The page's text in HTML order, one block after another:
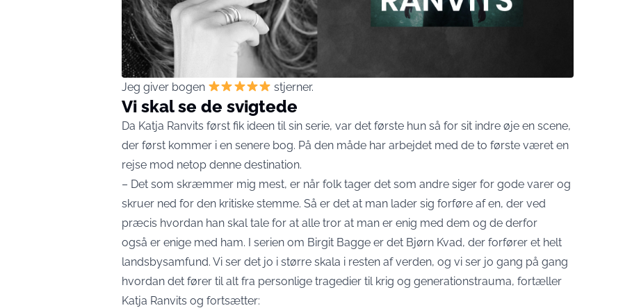
Jeg giver bogen stjerner.
Vi skal se de svigtede
Da Katja Ranvits først fik ideen til sin serie, var det første hun så for sit indre øje en scene,
der først kommer i en senere bog. På den måde har arbejdet med de to første været en
rejse mod netop denne destination.
– Det som skræmmer mig mest, er når folk tager det som andre siger for gode varer og
skruer ned for den kritiske stemme. Så er det at man lader sig forføre af en, der ved
præcis hvordan han skal tale for at alle tror at man er enig med dem og de derfor
også er enige med ham. I serien om Birgit Bagge er det Bjørn Kvad, der forfører et helt
landsbysamfund. Vi ser det jo i større skala i resten af verden, og vi ser jo gang på gang
hvordan det fører til alt fra personlige tragedier til krig og generationstrauma, fortæller
Katja Ranvits og fortsætter: